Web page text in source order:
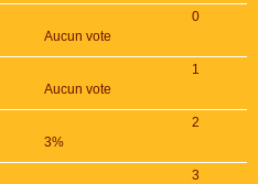
0
Aucun vote
1
Aucun vote
2
3%
3